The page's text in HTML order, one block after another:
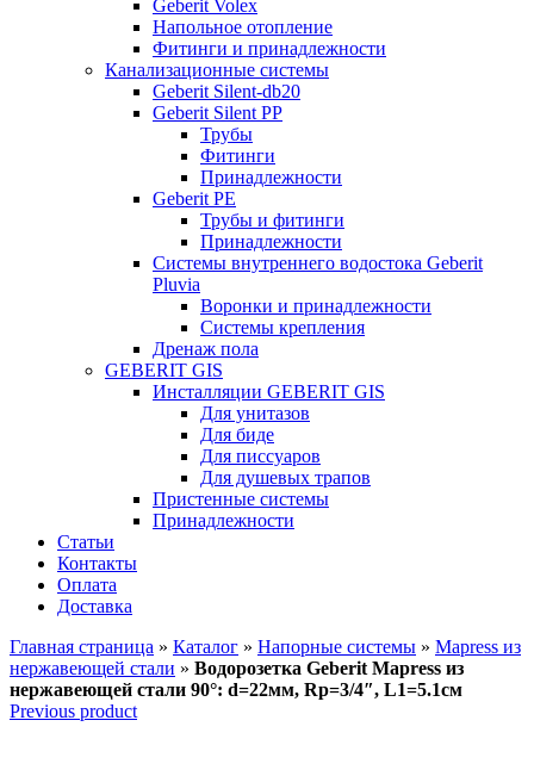
Geberit Volex
Напольное отопление
Фитинги и принадлежности
Канализационные системы
Geberit Silent-db20
Geberit Silent PP
Трубы
Фитинги
Принадлежности
Geberit PE
Трубы и фитинги
Принадлежности
Системы внутреннего водостока Geberit
Pluvia
Воронки и принадлежности
Системы крепления
Дренаж пола
GEBERIT GIS
Инсталляции GEBERIT GIS
Для унитазов
Для биде
Для писсуаров
Для душевых трапов
Пристенные системы
Принадлежности
Статьи
Контакты
Оплата
Доставка
Главная страница » Каталог » Напорные системы » Mapress из
нержавеющей стали » Водорозетка Geberit Mapress из
нержавеющей стали 90°: d=22мм, Rp=3/4″, L1=5.1см
Previous product